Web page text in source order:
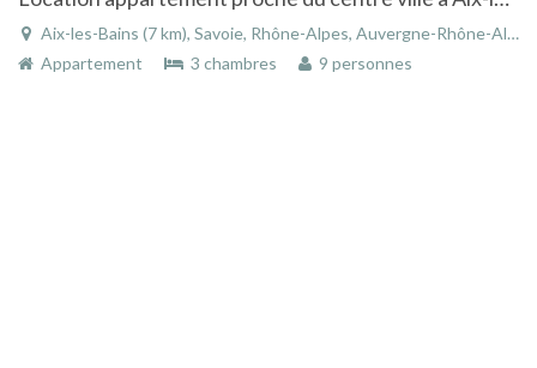
Aix-les-Bains (7 km), Savoie, Rhône-Alpes, Auvergne-Rhône-Alpes, France
Appartement
3 chambres 9 personnes